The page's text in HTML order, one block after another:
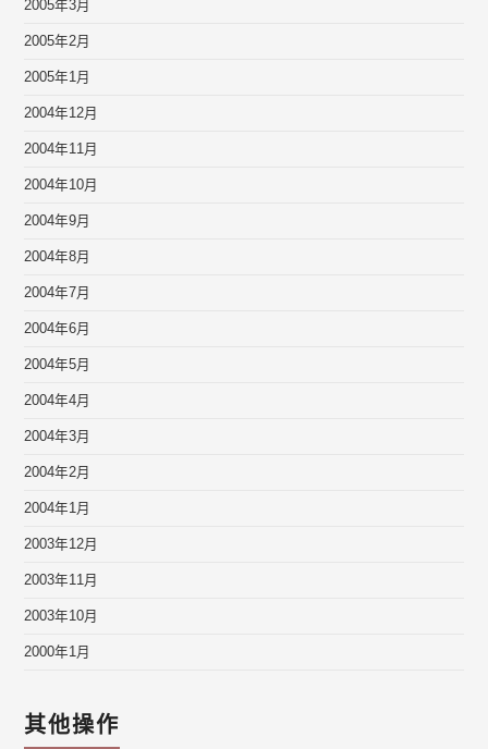
2005年3月
2005年2月
2005年1月
2004年12月
2004年11月
2004年10月
2004年9月
2004年8月
2004年7月
2004年6月
2004年5月
2004年4月
2004年3月
2004年2月
2004年1月
2003年12月
2003年11月
2003年10月
2000年1月
其他操作